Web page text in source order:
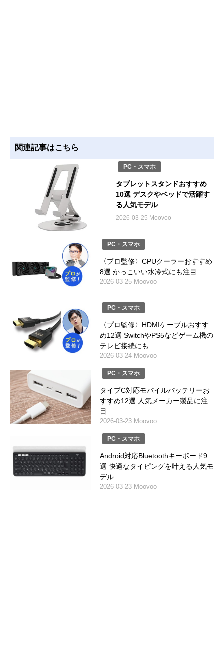
関連記事はこちら
PC・スマホ
タブレットスタンドおすすめ
10選 デスクやベッドで活躍す
る人気モデル
2026-03-25 Moovoo
PC・スマホ
〈プロ監修〉CPUクーラーおすすめ
8選 かっこいい水冷式にも注目
2026-03-25 Moovoo
PC・スマホ
〈プロ監修〉HDMIケーブルおすす
め12選 SwitchやPS5などゲーム機の
テレビ接続にも
2026-03-24 Moovoo
PC・スマホ
タイプC対応モバイルバッテリーお
すすめ12選 人気メーカー製品に注
目
2026-03-23 Moovoo
PC・スマホ
Android対応Bluetoothキーボード9
選 快適なタイピングを叶える人気モ
デル
2026-03-23 Moovoo